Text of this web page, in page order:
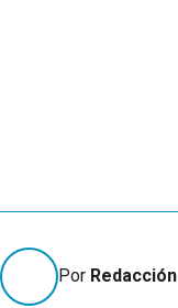
Por Redacción